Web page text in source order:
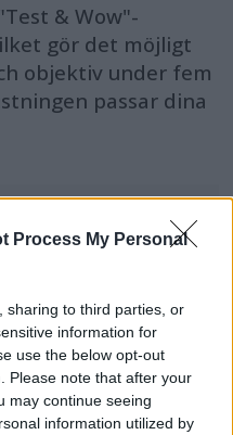
Process My Personal
sharing to third parties, or
information for
use the below opt-out
Please note that after your
may continue seeing
information utilized by
& Wow"-
gör det möjligt
objektiv under fem
passar dina
Pocket 4P
10-bitars D-
optisk zoom